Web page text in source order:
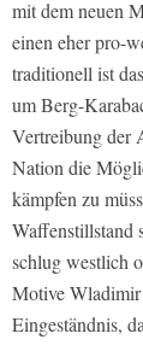
mit dem neuen
einen eher pro-
traditionell ist
um Berg-
Vertreibung der
Nation die
kämpfen zu
Waffenstillstand
schlug westlich
Motive Wladimir
Eingeständnis,